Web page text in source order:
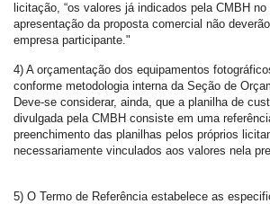
licitação, “os valores já indicados pela CMBH no
apresentação da proposta comercial não
empresa participante."
4) A orçamentação dos equipamentos
conforme metodologia interna da Seção de
Deve-se considerar, ainda, que a planilha de
divulgada pela CMBH consiste em uma
preenchimento das planilhas pelos próprios
necessariamente vinculados aos valores nela
5) O Termo de Referência estabelece as